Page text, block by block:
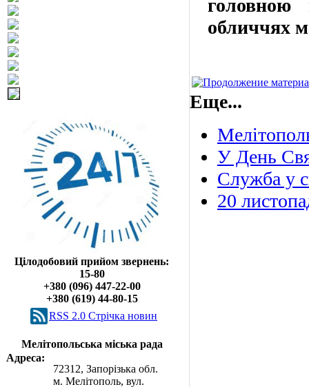
Цілодобовий прийом звернень:
15-80
+380 (096) 447-22-00
+380 (619) 44-80-15
RSS 2.0 Cтрічка новин
Мелітопольська міська рада
Адреса:
72312, Запорізька обл.
м. Мелітополь, вул.
головною
обличчях
Еще...
У День
Служба у
20